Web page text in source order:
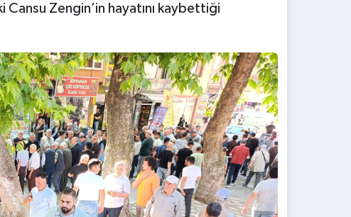
Cansu Zengin’in hayatını kaybettiği